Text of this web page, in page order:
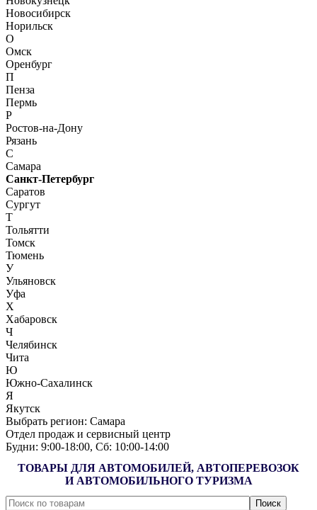
Новосибирск
Норильск
О
Омск
Оренбург
П
Пенза
Пермь
Р
Ростов-на-Дону
Рязань
С
Самара
Санкт-Петербург
Саратов
Сургут
Т
Тольятти
Томск
Тюмень
У
Ульяновск
Уфа
Х
Хабаровск
Ч
Челябинск
Чита
Ю
Южно-Сахалинск
Я
Якутск
Выбрать регион: Самара
Отдел продаж и сервисный центр
Будни: 9:00‑18:00, Сб: 10:00‑14:00
ТОВАРЫ ДЛЯ АВТОМОБИЛЕЙ, АВТОПЕРЕВОЗОК
И АВТОМОБИЛЬНОГО ТУРИЗМА